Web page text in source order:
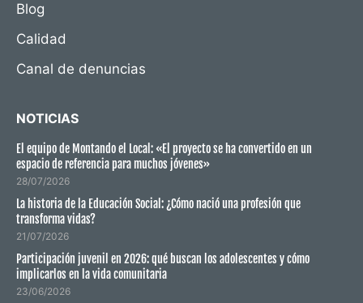
Blog
Calidad
Canal de denuncias
NOTICIAS
El equipo de Montando el Local: «El proyecto se ha convertido en un
espacio de referencia para muchos jóvenes»
28/07/2026
La historia de la Educación Social: ¿Cómo nació una profesión que
transforma vidas?
21/07/2026
Participación juvenil en 2026: qué buscan los adolescentes y cómo
implicarlos en la vida comunitaria
23/06/2026